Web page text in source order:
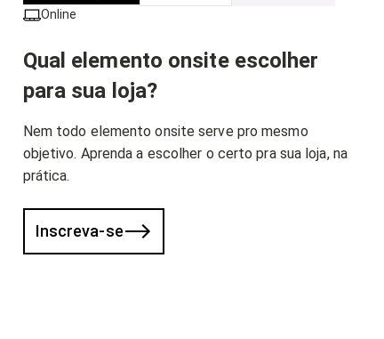
Online
Qual elemento onsite escolher
para sua loja?
Nem todo elemento onsite serve pro mesmo
objetivo. Aprenda a escolher o certo pra sua loja, na
prática.
Inscreva-se